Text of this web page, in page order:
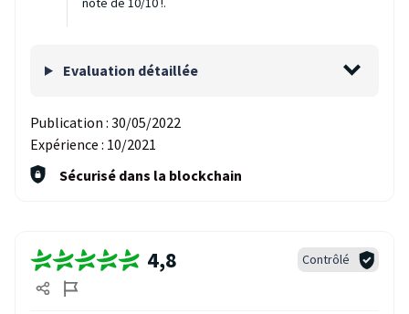
Evaluation détaillée
Publication : 30/05/2022
Expérience : 10/2021
Sécurisé dans la blockchain
4,8 Contrôlé